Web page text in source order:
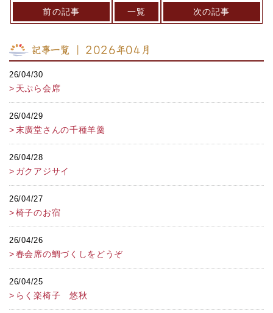
前の記事 一覧 次の記事
記事一覧 ｜ 2026年04月
26/04/30
天ぷら会席
26/04/29
末廣堂さんの千種羊羹
26/04/28
ガクアジサイ
26/04/27
椅子のお宿
26/04/26
春会席の鯛づくしをどうぞ
26/04/25
らく楽椅子 悠秋